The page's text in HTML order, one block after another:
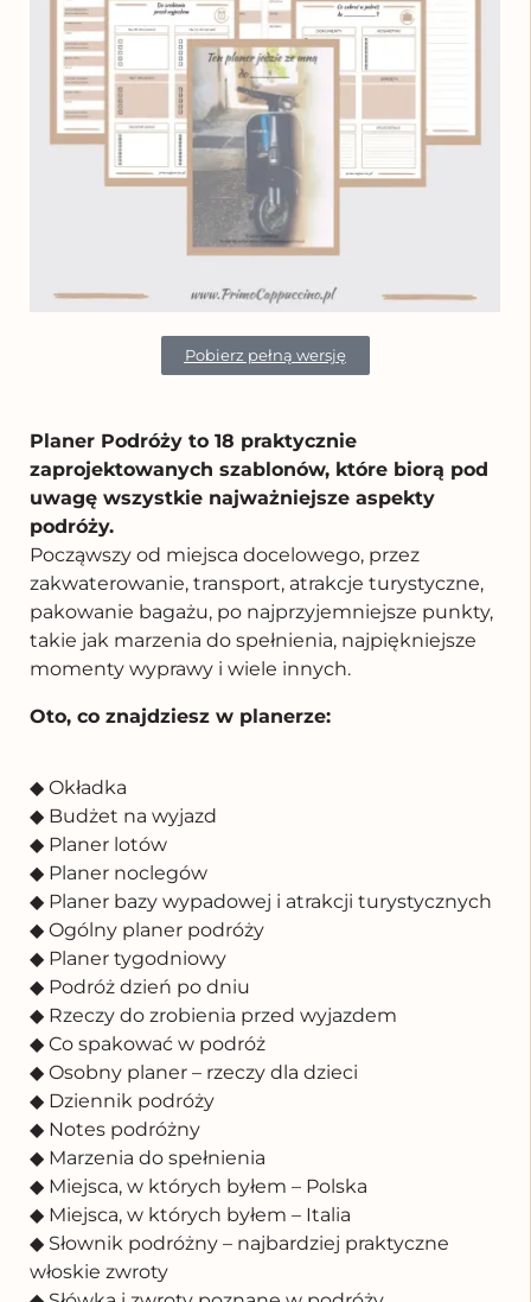
Pobierz pełną wersję
Planer Podróży to 18 praktycznie
zaprojektowanych szablonów, które biorą pod
uwagę wszystkie najważniejsze aspekty
podróży.
Począwszy od miejsca docelowego, przez
zakwaterowanie, transport, atrakcje turystyczne,
pakowanie bagażu, po najprzyjemniejsze punkty,
takie jak marzenia do spełnienia, najpiękniejsze
momenty wyprawy i wiele innych.
Oto, co znajdziesz w planerze:
◆ Okładka
◆ Budżet na wyjazd
◆ Planer lotów
◆ Planer noclegów
◆ Planer bazy wypadowej i atrakcji turystycznych
◆ Ogólny planer podróży
◆ Planer tygodniowy
◆ Podróż dzień po dniu
◆ Rzeczy do zrobienia przed wyjazdem
◆ Co spakować w podróż
◆ Osobny planer – rzeczy dla dzieci
◆ Dziennik podróży
◆ Notes podróżny
◆ Marzenia do spełnienia
◆ Miejsca, w których byłem – Polska
◆ Miejsca, w których byłem – Italia
◆ Słownik podróżny – najbardziej praktyczne
włoskie zwroty